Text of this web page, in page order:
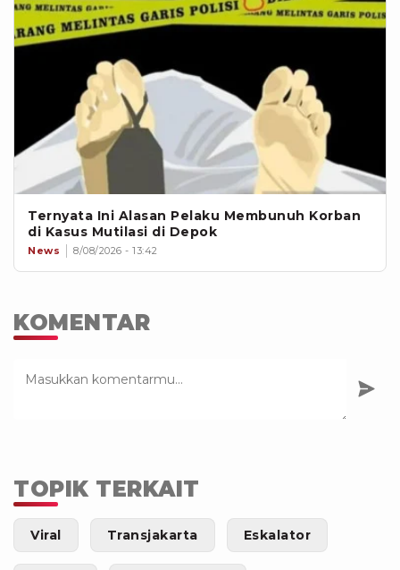
Ternyata Ini Alasan Pelaku Membunuh Korban
di Kasus Mutilasi di Depok
News 8/08/2026 - 13:42
KOMENTAR
TOPIK TERKAIT
Viral Transjakarta Eskalator